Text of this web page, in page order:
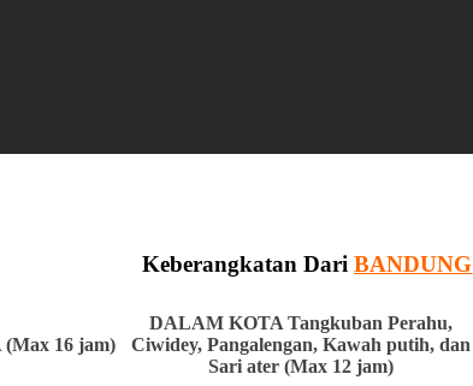
Keberangkatan Dari BANDUNG
16 jam)
DALAM KOTA Tangkuban Perahu,
Ciwidey, Pangalengan, Kawah putih, dan
Sari ater (Max 12 jam)